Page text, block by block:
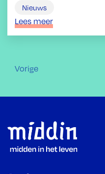
Nieuws
Lees meer
Vorige
Footer